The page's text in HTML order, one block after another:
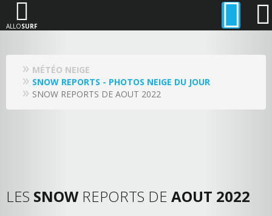
ALLOSURF
MÉTÉO NEIGE
SNOW REPORTS - PHOTOS NEIGE DU JOUR
SNOW REPORTS DE AOUT 2022
LES SNOW REPORTS DE AOUT 2022